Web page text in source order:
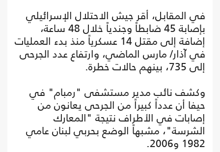
في المقابل، أقر جيش الاحتلال الإسرائيلي
بإصابة 45 ضابطاً وجندياً خلال 48 ساعة،
إضافة إلى مقتل 14 عسكرياً منذ بدء العمليات
في آذار/ مارس الماضي، وارتفاع عدد الجرحى
إلى 735، بينهم حالات خطرة.
وكشف نائب مدير مستشفى "رمبام" في
حيفا أن عدداً كبيراً من الجرحى يعانون من
إصابات في الأطراف نتيجة "المعارك
الشرسة"، مشبهاً الوضع بحربي لبنان عامي
1982 و2006.